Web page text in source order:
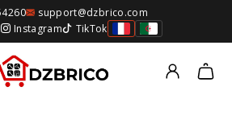
support@dzbrico.com
Instagram TikTok